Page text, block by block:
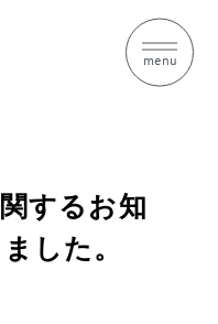
menu
するお知
した。